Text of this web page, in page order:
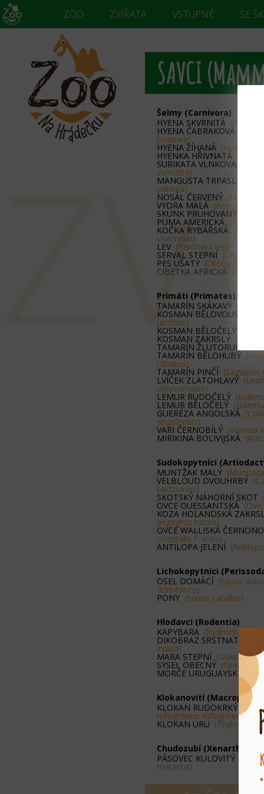
ZOO ZVÍŘATA VSTUPNÉ SE
SAVCI
Šelmy (Carnivora)
HYENA SKVRNITÁ (Crocuta
HYENA ČABRAKOVÁ
brunnea)
HYENA ŽÍHANÁ (Hyaena
HYENKA HŘIVNATÁ
SURIKATA VLNKOVANÁ
suricatta)
MANGUSTA TRPASLIČÍ
parvula)
NOSÁL ČERVENÝ (Nasua
VYDRA MALÁ (Aonyx
SKUNK PRUHOVANÝ
PUMA AMERICKÁ (Puma
KOČKA RYBÁŘSKÁ
viverrinus)
LEV (Panthera leo)
SERVAL STEPNÍ
PES UŠATÝ (Otocyon
CIBETKA AFRICKÁ
Primáti (Primates)
TAMARÍN SKÁKAVÝ
KOSMAN BĚLOVOUSÝ
jacchus)
KOSMAN BĚLOČELÝ
KOSMAN ZAKRSLÝ
TAMARÍN ŽLUTORUKÝ
TAMARÍN BĚLOHUBÝ
labiatus)
TAMARÍN PINČÍ (Saguinus
LVÍČEK ZLATOHLAVÝ
chrysomelas)
LEMUR RUDOČELÝ
LEMUR BĚLOČELÝ
GUERÉZA ANGOLSKÁ
angolensis)
VARI ČERNOBÍLÝ (Varecia
MIRIKINA BOLIVIJSKÁ
Sudokopytníci
MUNTŽAK MALÝ
VELBLOUD DVOUHRBÝ
bactrianus)
SKOTSKÝ NÁHORNÍ SKOT
OVCE OUESSANTSKÁ
KOZA HOLANDSKÁ
aegagrus hircus)
OVCE WALLISKÁ
orientalis f. aries)
ANTILOPA JELENÍ
Lichokopytníci
OSEL DOMÁCÍ (Equus
domestica)
PONY (Equus cabalus)
Hlodavci (Rodentia)
KAPYBARA (Hydrochoerus
DIKOBRAZ
indica)
MARA STEPNÍ (Dolichotys
SYSEL OBECNÝ
MORČE URUGUAYSKÉ
Klokanovití
KLOKAN RUDOKRKÝ
rufogriseus rufogriseus)
KLOKAN URU (Thylogale
Chudozubí (Xenarthra)
PÁSOVEC KULOVITÝ
matacus)